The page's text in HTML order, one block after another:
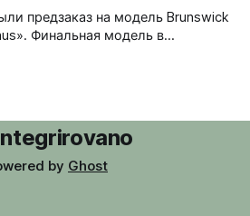
предзаказ на модель Brunswick
Финальная модель в
диском: внешний - сапфир с
by Ghost